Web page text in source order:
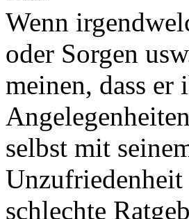
Wenn
oder Sorgen
meinen, dass
selbst mit
Unzufriedenheit
schlechte